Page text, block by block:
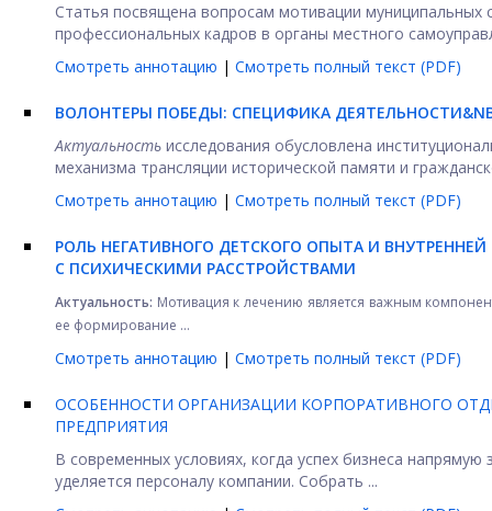
Статья посвящена вопросам мотивации
профессиональных кадров в органы местного
Смотреть аннотацию | Смотреть полный текст (PDF)
ВОЛОНТЕРЫ ПОБЕДЫ: СПЕЦИФИКА
Актуальность исследования обусловлена
механизма трансляции исторической памяти и
Смотреть аннотацию | Смотреть полный текст (PDF)
РОЛЬ НЕГАТИВНОГО ДЕТСКОГО ОПЫТА И
С ПСИХИЧЕСКИМИ РАССТРОЙСТВАМИ
Актуальность: Мотивация к лечению является важным
ее формирование ...
Смотреть аннотацию | Смотреть полный текст (PDF)
ОСОБЕННОСТИ ОРГАНИЗАЦИИ КОРПОРАТИВНОГО
ПРЕДПРИЯТИЯ
В современных условиях, когда успех бизнеса
уделяется персоналу компании. Собрать ...